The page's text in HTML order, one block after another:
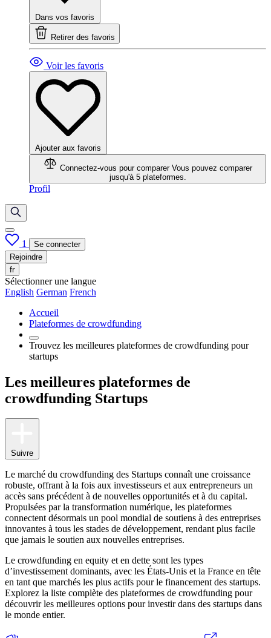
Dans vos favoris
Retirer des favoris
Voir les favoris
Ajouter aux favoris
Connectez-vous pour comparer Vous pouvez comparer
jusqu'à 5 plateformes.
Profil
1
Se connecter
Rejoindre
fr
Sélectionner une langue
English German French
Accueil
Plateformes de crowdfunding
Trouvez les meilleures plateformes de crowdfunding pour
startups
Les meilleures plateformes de
crowdfunding Startups
Suivre
Le marché du crowdfunding des Startups connaît une croissance
robuste, offrant à la fois aux investisseurs et aux entrepreneurs un
accès sans précédent à de nouvelles opportunités et à du capital.
Propulsées par la transformation numérique, les plateformes
connectent désormais un pool mondial de soutiens à des entreprises
innovantes à tous les stades de développement, rendant plus facile
que jamais le soutien aux nouvelles entreprises.
Le crowdfunding en equity et en dette sont les types
d’investissement dominants, avec les États-Unis et la France en tête
en tant que marchés les plus actifs pour le financement des startups.
Explorez la liste complète des plateformes de crowdfunding pour
découvrir les meilleures options pour investir dans des startups dans
le monde entier.